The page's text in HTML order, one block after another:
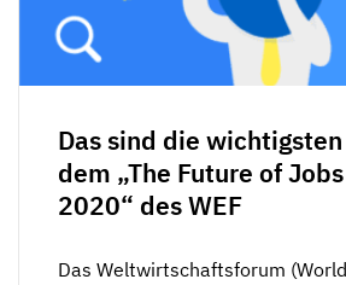
Das sind die
dem „The Future of
2020“ des WEF
Das Weltwirtschaftsforum